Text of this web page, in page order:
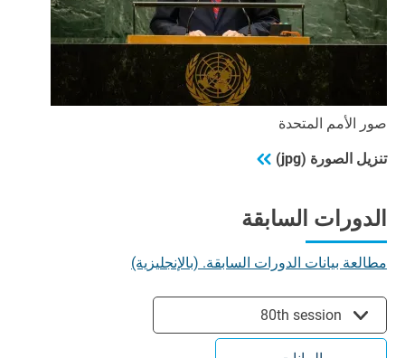
صور الأمم المتحدة
تنزيل الصورة (jpg)
الدورات السابقة
مطالعة بيانات الدورات السابقة. (بالإنجليزية)
80th session